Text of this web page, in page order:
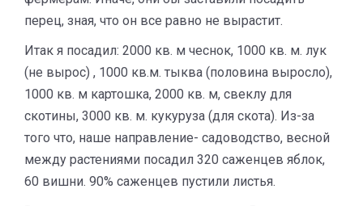
перец, зная, что он все равно не вырастит.
Итак я посадил: 2000 кв. м чеснок, 1000 кв. м. лук
(не вырос) , 1000 кв.м. тыква (половина выросло),
1000 кв. м картошка, 2000 кв. м, свеклу для
скотины, 3000 кв. м. кукуруза (для скота). Из-за
того что, наше направление- садоводство, весной
между растениями посадил 320 саженцев яблок,
60 вишни. 90% саженцев пустили листья.